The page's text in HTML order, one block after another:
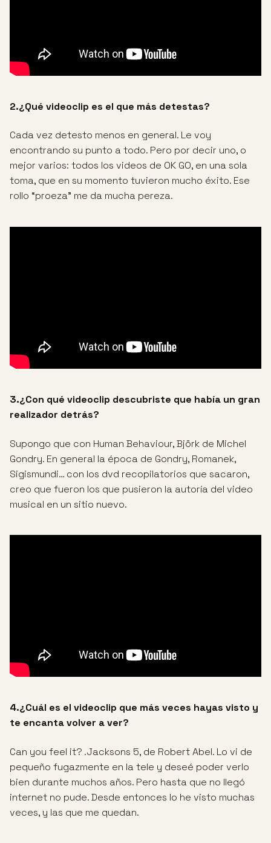
2.¿Qué videoclip es el que más detestas?
Cada vez detesto menos en general. Le voy
encontrando su punto a todo. Pero por decir uno, o
mejor varios: todos los videos de OK GO, en una sola
toma, que en su momento tuvieron mucho éxito. Ese
rollo “proeza” me da mucha pereza.
3.¿Con qué videoclip descubriste que había un gran
realizador detrás?
Supongo que con Human Behaviour, Björk de Michel
Gondry. En general la época de Gondry, Romanek,
Sigismundi… con los dvd recopilatorios que sacaron,
creo que fueron los que pusieron la autoría del video
musical en un sitio nuevo.
4.¿Cuál es el videoclip que más veces hayas visto y
te encanta volver a ver?
Can you feel it? .Jacksons 5, de Robert Abel. Lo vi de
pequeño fugazmente en la tele y deseé poder verlo
bien durante muchos años. Pero hasta que no llegó
internet no pude. Desde entonces lo he visto muchas
veces, y las que me quedan.